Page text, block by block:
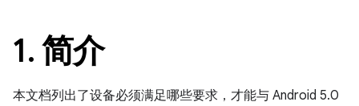
1. 简介
本文档列出了设备必须满足哪些要求，才能与 Android 5.0